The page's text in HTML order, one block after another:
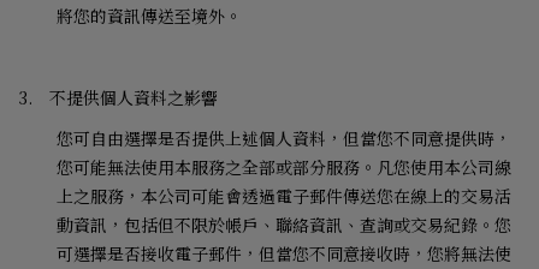
將您的資訊傳送至境外。
3.
不提供個人資料之影響
您可自由選擇是否提供上述個人資料，但當您不同意提供時，
您可能無法使用本服務之全部或部分服務。凡您使用本公司線
上之服務，本公司可能會透過電子郵件傳送您在線上的交易活
動資訊，包括但不限於帳戶、聯絡資訊、查詢或交易紀錄。您
可選擇是否接收電子郵件，但當您不同意接收時，您將無法使